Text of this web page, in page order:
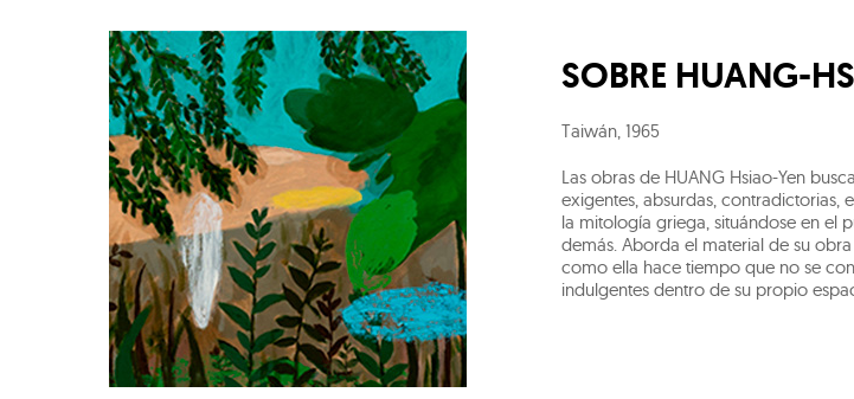
SOBRE HUANG-
Taiwán, 1965
Las obras de HUANG Hsiao-Yen
exigentes, absurdas, contradictorias,
la mitología griega, situándose en el
demás. Aborda el material de su
como ella hace tiempo que no se
indulgentes dentro de su propio